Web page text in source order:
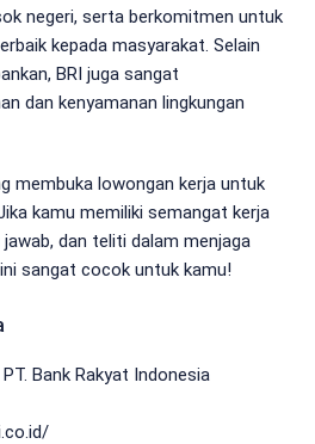
negeri, serta berkomitmen untuk
kepada masyarakat. Selain
BRI juga sangat
dan kenyamanan lingkungan
membuka lowongan kerja untuk
kamu memiliki semangat kerja
dan teliti dalam menjaga
sangat cocok untuk kamu!
PT. Bank Rakyat Indonesia